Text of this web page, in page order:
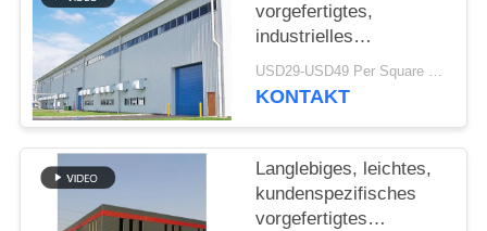
PRIVACY
POLICY
vorgefertigtes,
industrielles
Stahlkonstruktionslager
für die Fabrik
USD29-USD49 Per Square Meter MOQ:200 Quadratmeter
KONTAKT
Langlebiges, leichtes,
kundenspezifisches
vorgefertigtes